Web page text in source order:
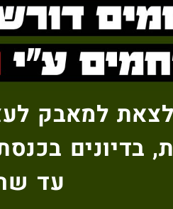
למאבק
בדיונים
עד